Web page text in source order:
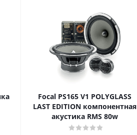
Focal PS165 V1 POLYGLASS
LAST EDITION компонентная
акустика RMS 80w